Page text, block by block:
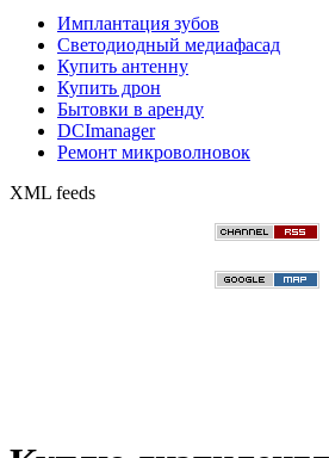
Имплантация зубов
Светодиодный медиафасад
Купить антенну
Купить дрон
Бытовки в аренду
DCImanager
Ремонт микроволновок
XML feeds